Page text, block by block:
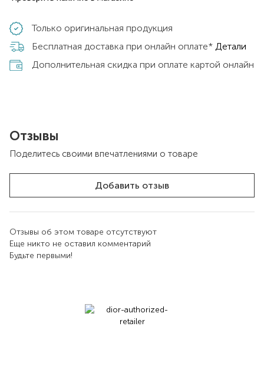
Только оригинальная продукция
Бесплатная доставка при онлайн оплате* Детали
Дополнительная скидка при оплате картой онлайн
Отзывы
Поделитесь своими впечатлениями о товаре
Добавить отзыв
Отзывы об этом товаре отсутствуют
Еще никто не оставил комментарий
Будьте первыми!